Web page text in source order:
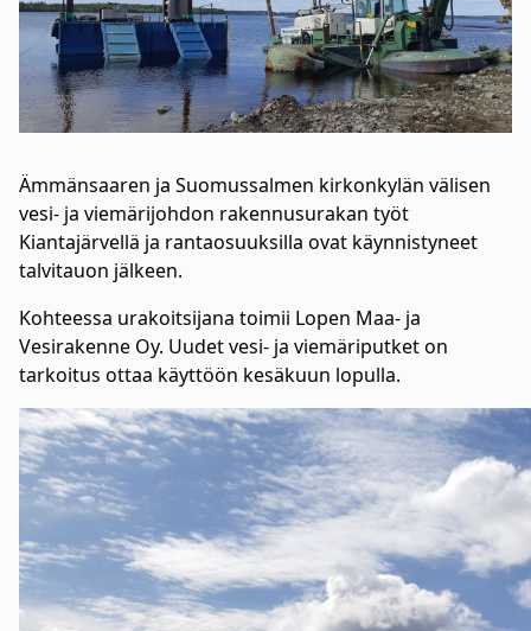
Ämmänsaaren ja Suomussalmen kirkonkylän välisen
vesi- ja viemärijohdon rakennusurakan työt
Kiantajärvellä ja rantaosuuksilla ovat käynnistyneet
talvitauon jälkeen.
Kohteessa urakoitsijana toimii Lopen Maa- ja
Vesirakenne Oy. Uudet vesi- ja viemäriputket on
tarkoitus ottaa käyttöön kesäkuun lopulla.